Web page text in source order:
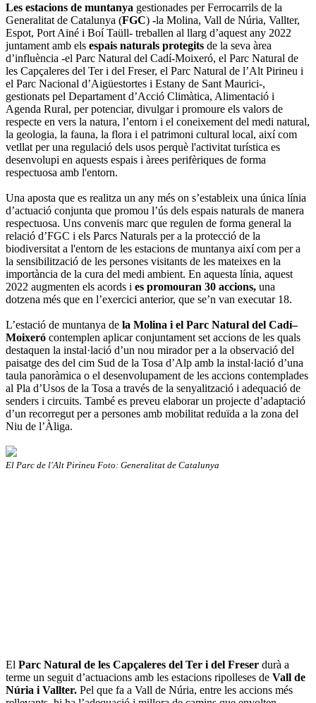
Les estacions de muntanya gestionades per Ferrocarrils de la
Generalitat de Catalunya (FGC) -la Molina, Vall de Núria, Vallter,
Espot, Port Ainé i Boí Taüll- treballen al llarg d’aquest any 2022
juntament amb els espais naturals protegits de la seva àrea
d’influència -el Parc Natural del Cadí-Moixeró, el Parc Natural de
les Capçaleres del Ter i del Freser, el Parc Natural de l’Alt Pirineu i
el Parc Nacional d’Aigüestortes i Estany de Sant Maurici-,
gestionats pel Departament d’Acció Climàtica, Alimentació i
Agenda Rural, per potenciar, divulgar i promoure els valors de
respecte en vers la natura, l’entorn i el coneixement del medi natural,
la geologia, la fauna, la flora i el patrimoni cultural local, així com
vetllat per una regulació dels usos perquè l'activitat turística es
desenvolupi en aquests espais i àrees perifèriques de forma
respectuosa amb l'entorn.
Una aposta que es realitza un any més on s’estableix una única línia
d’actuació conjunta que promou l’ús dels espais naturals de manera
respectuosa. Uns convenis marc que regulen de forma general la
relació d’FGC i els Parcs Naturals per a la protecció de la
biodiversitat a l'entorn de les estacions de muntanya així com per a
la sensibilització de les persones visitants de les mateixes en la
importància de la cura del medi ambient. En aquesta línia, aquest
2022 augmenten els acords i es promouran 30 accions, una
dotzena més que en l’exercici anterior, que se’n van executar 18.
L’estació de muntanya de la Molina i el Parc Natural del Cadí–
Moixeró contemplen aplicar conjuntament set accions de les quals
destaquen la instal·lació d’un nou mirador per a la observació del
paisatge des del cim Sud de la Tosa d’Alp amb la instal·lació d’una
taula panoràmica o el desenvolupament de les accions contemplades
al Pla d’Usos de la Tosa a través de la senyalització i adequació de
senders i circuits. També es preveu elaborar un projecte d’adaptació
d’un recorregut per a persones amb mobilitat reduïda a la zona del
Niu de l’Àliga.
El Parc de l'Alt Pirineu Foto: Generalitat de Catalunya
El Parc Natural de les Capçaleres del Ter i del Freser durà a
terme un seguit d’actuacions amb les estacions ripolleses de Vall de
Núria i Vallter. Pel que fa a Vall de Núria, entre les accions més